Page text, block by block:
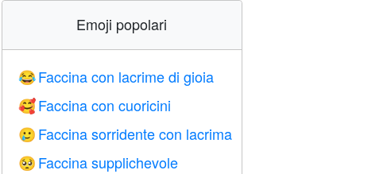
Emoji popolari
😂 Faccina con lacrime di gioia
🥰 Faccina con cuoricini
🥲 Faccina sorridente con lacrima
🥺 Faccina supplichevole